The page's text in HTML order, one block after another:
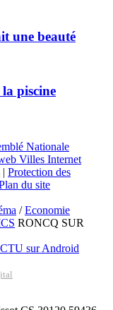
une beauté
piscine
| Protection des
du site
/Economie
RONCQ SUR